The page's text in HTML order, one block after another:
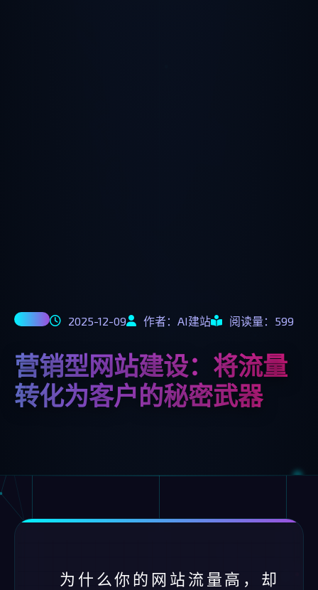
2025-12-09 作者：AI建站 阅读量：599
营销型网站建设：将流量
转化为客户的秘密武器
为什么你的网站流量高，却